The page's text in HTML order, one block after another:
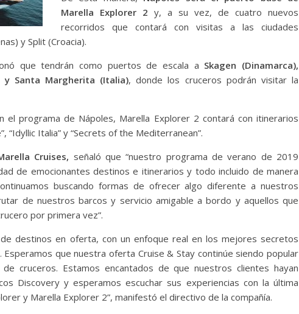
Marella Explorer 2 y, a su vez, de cuatro nuevos
recorridos que contará con visitas a las ciudades
y Split (Croacia).
que tendrán como puertos de escala a Skagen (Dinamarca),
y Santa Margherita (Italia), donde los cruceros podrán visitar la
el programa de Nápoles, Marella Explorer 2 contará con itinerarios
“Idyllic Italia” y “Secrets of the Mediterranean”.
Cruises, señaló que “nuestro programa de verano de 2019
de emocionantes destinos e itinerarios y todo incluido de manera
buscando formas de ofrecer algo diferente a nuestros
de nuestros barcos y servicio amigable a bordo y aquellos que
por primera vez”.
destinos en oferta, con un enfoque real en los mejores secretos
que nuestra oferta Cruise & Stay continúe siendo popular
cruceros. Estamos encantados de que nuestros clientes hayan
Discovery y esperamos escuchar sus experiencias con la última
y Marella Explorer 2”, manifestó el directivo de la compañía.